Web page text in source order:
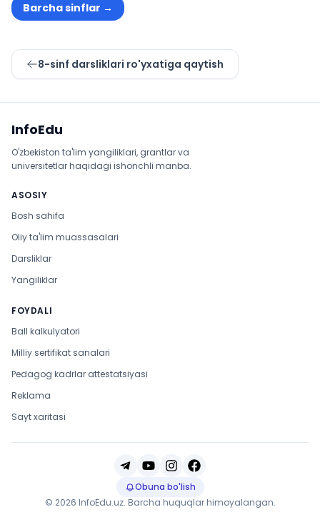
Barcha sinflar →
8-sinf darsliklari ro'yxatiga qaytish
InfoEdu
O'zbekiston ta'lim yangiliklari, grantlar va
universitetlar haqidagi ishonchli manba.
ASOSIY
Bosh sahifa
Oliy ta'lim muassasalari
Darsliklar
Yangiliklar
FOYDALI
Ball kalkulyatori
Milliy sertifikat sanalari
Pedagog kadrlar attestatsiyasi
Reklama
Sayt xaritasi
Obuna bo'lish
© 2026 InfoEdu.uz. Barcha huquqlar himoyalangan.